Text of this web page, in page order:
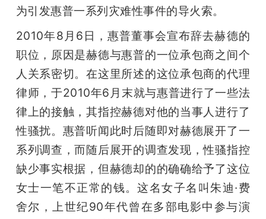
为引发惠普一系列灾难性事件的导火索。
2010年8月6日，惠普董事会宣布辞去赫德的
职位，原因是赫德与惠普的一位承包商之间个
人关系密切。在这里所述的这位承包商的代理
律师，于2010年6月末就与惠普进行了一些法
律上的接触，其指控赫德对他的当事人进行了
性骚扰。惠普听闻此时后随即对赫德展开了一
系列调查，而随后展开的调查发现，性骚指控
缺少事实根据，但赫德却的的确确给予了这位
女士一笔不正常的钱。这名女子名叫朱迪·费
舍尔，上世纪90年代曾在多部电影中参与演